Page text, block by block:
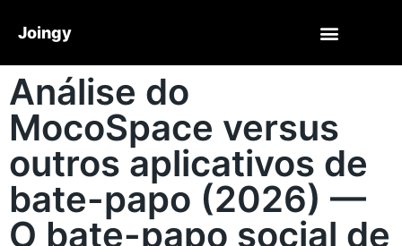
Joingy
Análise do
MocoSpace versus
outros aplicativos de
bate-papo (2026) —
O bate-papo social de